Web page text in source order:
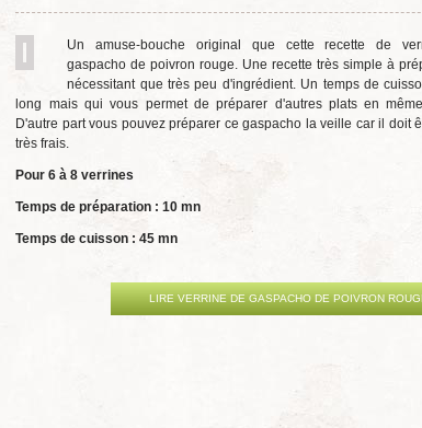
Un amuse-bouche original que cette recette de
gaspacho de poivron rouge. Une recette très simple à
nécessitant que très peu d'ingrédient. Un temps de
long mais qui vous permet de préparer d'autres plats en
D'autre part vous pouvez préparer ce gaspacho la veille car il doit
très frais.
Pour 6 à 8 verrines
Temps de préparation : 10 mn
Temps de cuisson : 45 mn
LIRE VERRINE DE GASPACHO DE POIVRON